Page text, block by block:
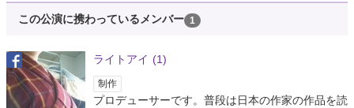
この公演に携わっているメンバー 1
ライトアイ (1)
制作
プロデューサーです。普段は日本の作家の作品を読